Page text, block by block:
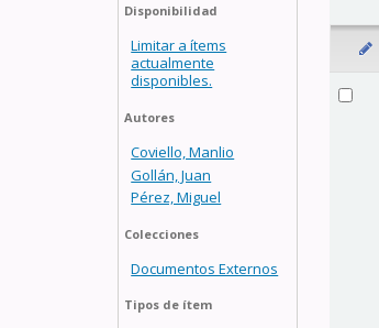
Disponibilidad
Limitar a ítems
actualmente
disponibles.
Autores
Coviello, Manlio
Gollán, Juan
Pérez, Miguel
Colecciones
Documentos Externos
Tipos de ítem